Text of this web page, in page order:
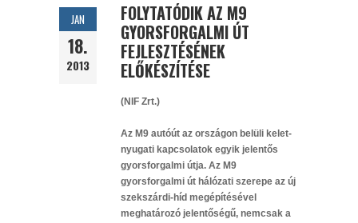
JAN
18.
2013
FOLYTATÓDIK AZ M9
GYORSFORGALMI ÚT
FEJLESZTÉSÉNEK
ELŐKÉSZÍTÉSE
(NIF Zrt.)
Az M9 autóút az országon belüli kelet-
nyugati kapcsolatok egyik jelentős
gyorsforgalmi útja. Az M9
gyorsforgalmi út hálózati szerepe az új
szekszárdi-híd megépítésével
meghatározó jelentőségű, nemcsak a